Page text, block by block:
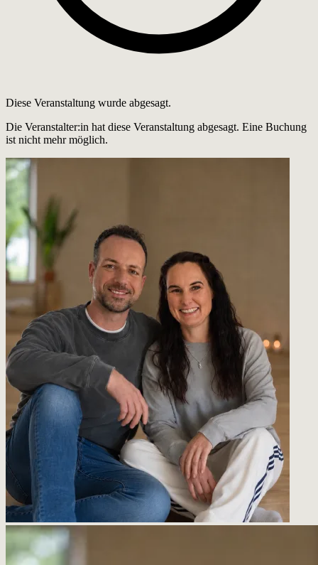
Diese Veranstaltung wurde abgesagt.
Die Veranstalter:in hat diese Veranstaltung abgesagt. Eine Buchung
ist nicht mehr möglich.